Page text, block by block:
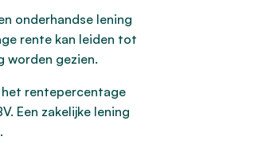
onderhandse lening
rente kan leiden tot
worden gezien.
rentepercentage
Een zakelijke lening